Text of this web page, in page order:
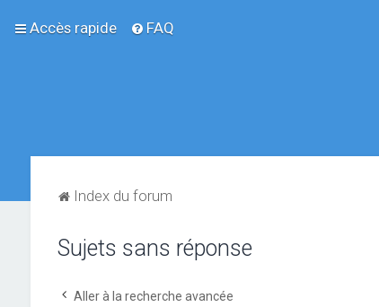
Accès rapide FAQ
Index du forum
Sujets sans réponse
Aller à la recherche avancée